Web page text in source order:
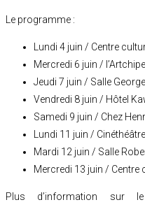
Le programme :
Lundi 4 juin / Centre
Mercredi 6 juin /
Jeudi 7 juin / Salle
Vendredi 8 juin / Hôtel
Samedi 9 juin / Chez
Lundi 11 juin /
Mardi 12 juin / Salle
Mercredi 13 juin /
Plus d’information sur